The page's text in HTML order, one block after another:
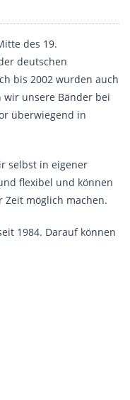
des 19.
deutschen
bis 2002 wurden auch
wir unsere Bänder bei
überwiegend in
selbst in eigener
flexibel und können
Zeit möglich machen.
1984. Darauf können